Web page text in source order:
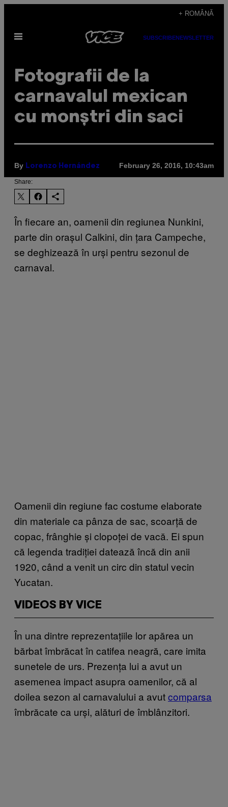
content
+ ROMÂNĂ
Open
SUBSCRIBENEWSLETTER
Fotografii de la
carnavalul mexican
cu monștri din saci
By Lorenzo Hernández February 26, 2016, 10:43am
Share:
În fiecare an, oamenii din regiunea Nunkini,
parte din orașul Calkini, din țara Campeche,
se deghizează în urși pentru sezonul de
carnaval.
Oamenii din regiune fac costume elaborate
din materiale ca pânza de sac, scoarță de
copac, frânghie și clopoței de vacă. Ei spun
că legenda tradiției datează încă din anii
1920, când a venit un circ din statul vecin
Yucatan.
VIDEOS BY VICE
În una dintre reprezentațiile lor apărea un
bărbat îmbrăcat în catifea neagră, care imita
sunetele de urs. Prezența lui a avut un
asemenea impact asupra oamenilor, că al
doilea sezon al carnavalului a avutcomparsa
îmbrăcate ca urși, alături de îmblânzitori.